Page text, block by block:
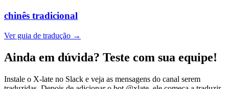
chinês tradicional
Ver guia de tradução →
Ainda em dúvida? Teste com sua equipe!
Instale o X-late no Slack e veja as mensagens do canal serem